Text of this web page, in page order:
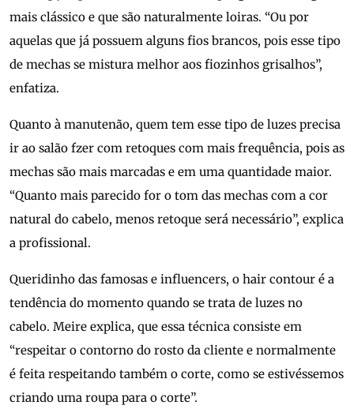
mais clássico e que são naturalmente loiras. “Ou por
aquelas que já possuem alguns fios brancos, pois esse tipo
de mechas se mistura melhor aos fiozinhos grisalhos”,
enfatiza.
Quanto à manutenão, quem tem esse tipo de luzes precisa
ir ao salão fzer com retoques com mais frequência, pois as
mechas são mais marcadas e em uma quantidade maior.
“Quanto mais parecido for o tom das mechas com a cor
natural do cabelo, menos retoque será necessário”, explica
a profissional.
Queridinho das famosas e influencers, o hair contour é a
tendência do momento quando se trata de luzes no
cabelo. Meire explica, que essa técnica consiste em
“respeitar o contorno do rosto da cliente e normalmente
é feita respeitando também o corte, como se estivéssemos
criando uma roupa para o corte”.